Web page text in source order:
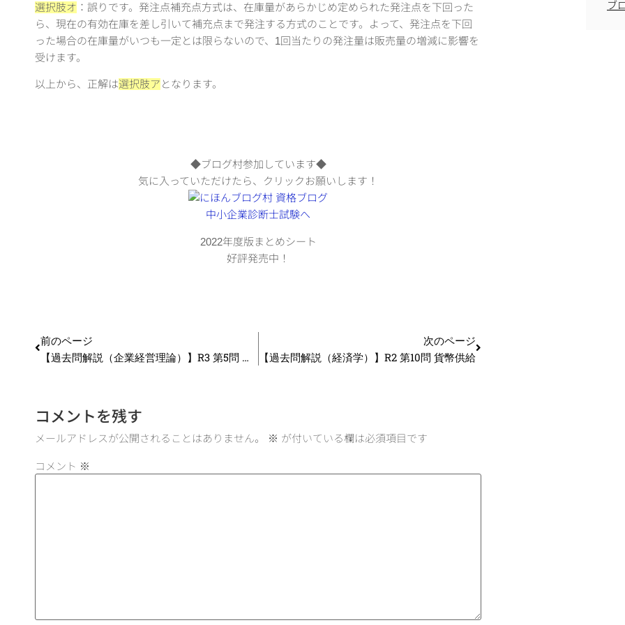
選択肢オ ：誤りです。発注点補充点方式は、在庫量があらかじめ定められた発注点を下回った
ら、現在の有効在庫を差し引いて補充点まで発注する方式のことです。よって、発注点を下回
った場合の在庫量がいつも一定とは限らないので、1回当たりの発注量は販売量の増減に影響を
受けます。
以上から、正解は選択肢ア となります。
◆ブログ村参加しています◆
気に入っていただけたら、クリックお願いします！
2022年度版まとめシート
好評発売中！
前のページ
【過去問解説（企業経営理論）】R3 第5問 年平均成長率
次のページ
【過去問解説（経済学）】R2 第10問 貨幣供給
コメントを残す
メールアドレスが公開されることはありません。 ※ が付いている欄は必須項目です
コメント ※
ブ